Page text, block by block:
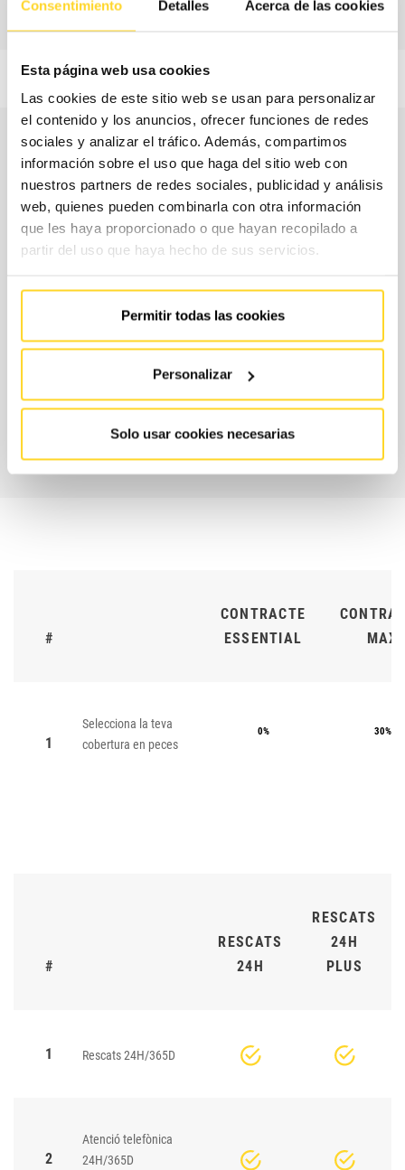
Consentimiento Detalles Acerca de las cookies
Esta página web usa cookies
Las cookies de este sitio web se usan para personalizar
el contenido y los anuncios, ofrecer funciones de redes
sociales y analizar el tráfico. Además, compartimos
información sobre el uso que haga del sitio web con
nuestros partners de redes sociales, publicidad y análisis
web, quienes pueden combinarla con otra información
que les haya proporcionado o que hayan recopilado a
partir del uso que haya hecho de sus servicios.
Permitir todas las cookies
Personalizar
Solo usar cookies necesarias
Quines són les modalitats de
contractació?
Per ajustar el contracte a les teves necessitats reals i al teu
addicional al teu contracte, i els horaris de servei.
CONTACTA AMB
NOSALTRES
#
CONTRACTE
ESSENTIAL
MAX
1
Selecciona la teva
cobertura en peces
0% 30%
#
RESCATS
24H
RESCATS
24H
PLUS
1 Rescats 24H/365D
2
Atenció telefònica
24H/365D